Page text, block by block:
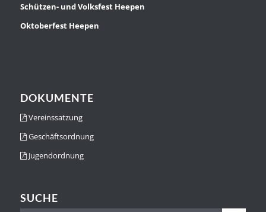
Schützen- und Volksfest Heepen
Oktoberfest Heepen
DOKUMENTE
Vereinssatzung
Geschäftsordnung
Jugendordnung
SUCHE